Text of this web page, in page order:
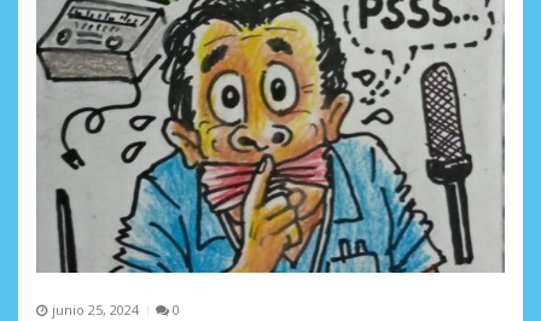
junio 25, 2024 0